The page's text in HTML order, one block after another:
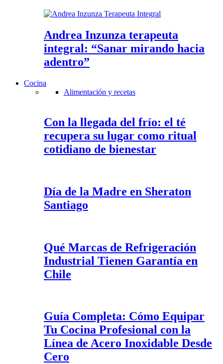
Andrea Inzunza terapeuta
integral: “Sanar mirando hacia
adentro”
Cocina
Alimentación y recetas
Con la llegada del frío: el té
recupera su lugar como ritual
cotidiano de bienestar
Día de la Madre en Sheraton
Santiago
Qué Marcas de Refrigeración
Industrial Tienen Garantía en
Chile
Guía Completa: Cómo Equipar
Tu Cocina Profesional con la
Línea de Acero Inoxidable Desde
Cero